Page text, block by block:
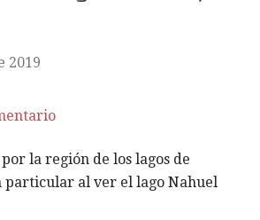
2019
la región de los lagos de
particular al ver el lago Nahuel